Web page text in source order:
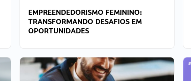
EMPREENDEDORISMO FEMININO:
TRANSFORMANDO DESAFIOS EM
OPORTUNIDADES